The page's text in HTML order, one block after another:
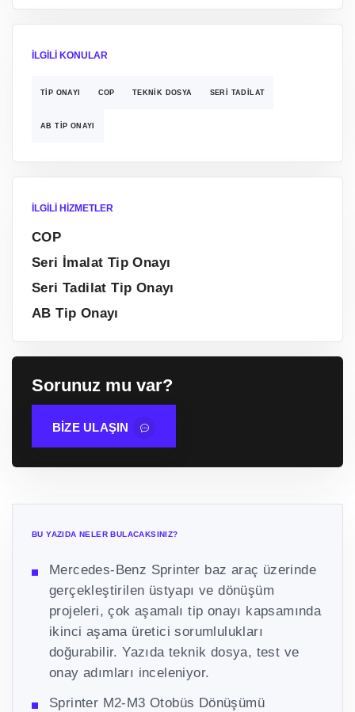
BU YAZIDA NELER BULACAKSINIZ?
Mercedes-Benz Sprinter baz araç üzerinde
gerçekleştirilen üstyapı ve dönüşüm
projeleri, çok aşamalı tip onayı kapsamında
ikinci aşama üretici sorumlulukları
doğurabilir. Yazıda teknik dosya, test ve
onay adımları inceleniyor.
Sprinter M2-M3 Otobüs Dönüşümü
İLGILI KONULAR
TIP ONAYI COP TEKNIK DOSYA SERI TADILAT
AB TIP ONAYI
İLGILI HIZMETLER
COP
Seri İmalat Tip Onayı
Seri Tadilat Tip Onayı
AB Tip Onayı
Sorunuz mu var?
BIZE ULAŞIN